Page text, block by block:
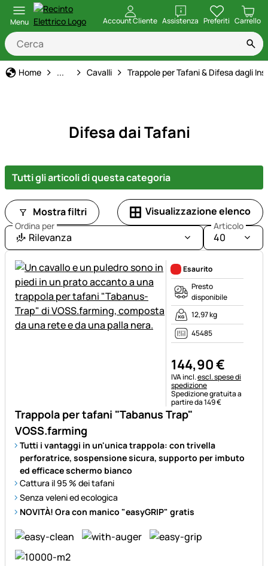
Menu Account Cliente Assistenza
apri Preferiti Carrello
Home Animale
... Cavalli Trappole per Tafani & Difesa dagli
Difesa dai Tafani
Tutti gli articoli di questa categoria
Mostra filtri Visualizzazione elenco
Ordina per
Rilevanza
Articolo
40
Trappola per tafani "Tabanus Trap"
VOSS.farming
Tutti i vantaggi in un'unica trappola: con trivella
perforatrice, sospensione sicura, supporto per imbuto
ed efficace schermo bianco
Cattura il 95 % dei tafani
Senza veleni ed ecologica
NOVITÀ! Ora con manico "easyGRIP" gratis
Esaurito
Presto
disponibile
12,97 kg
45485
144,90€
Informazioni fiscali:
IVA incl.escl. spese di
spedizione
Spedizione gratuita a
partire da 149 €